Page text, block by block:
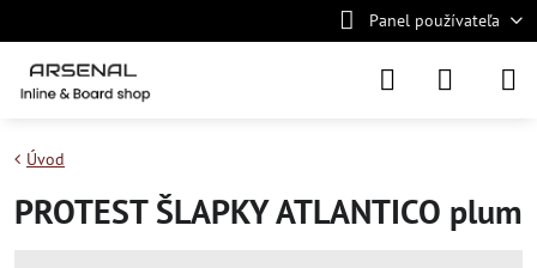
Panel používateľa
Úvod
PROTEST ŠLAPKY ATLANTICO plum